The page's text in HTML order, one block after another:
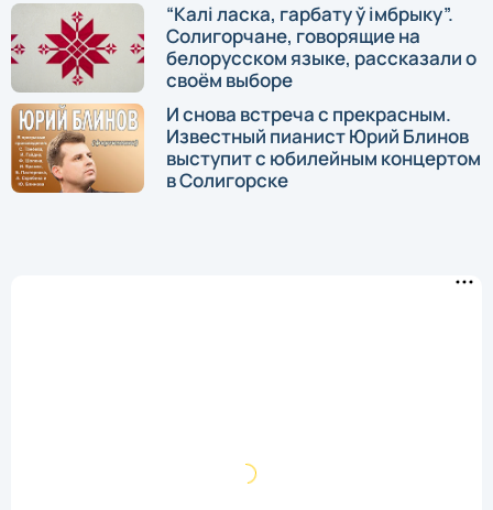
“Калі ласка, гарбату ў імбрыку”.
Солигорчане, говорящие на
белорусском языке, рассказали о
своём выборе
И снова встреча с прекрасным.
Известный пианист Юрий Блинов
выступит с юбилейным концертом
в Солигорске